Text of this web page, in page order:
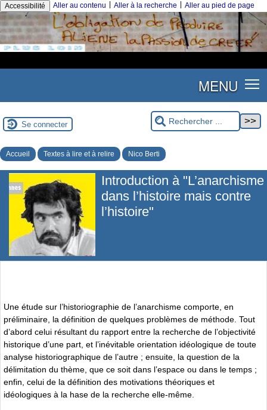
Accessibilité Aller au contenu Aller à la recherche Aller au pied de page
MENU
Se connecter
Accueil Textes à lire et à relire Nico Berti
Introduction à "L’anarchisme
dans l’histoire mais contre
l’histoire"
Une étude sur l’historiographie de l’anarchisme comporte, en
préliminaire, la définition de quelques problèmes de méthode. Tout
d’abord celui résultant du rapport entre la recherche de l’objectivité
historique d’une part, et l’inévitable orientation idéologique de toute
analyse historiographique de l’autre ; ensuite, la question de la
délimitation du thème, que ce soit dans l’espace ou dans le temps ;
enfin, celui de la définition des motivations théoriques et
idéologiques à la hase de la recherche elle-même.